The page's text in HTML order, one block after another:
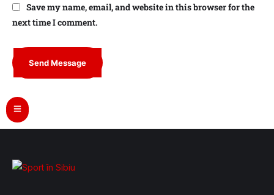
Save my name, email, and website in this browser for the
next time I comment.
Send Message